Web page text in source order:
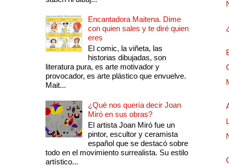
Encantadora Maitena. Dime
con quien sales y te diré quien
eres
El comic, la viñeta, las
historias dibujadas, son
literatura pura, es arte motivador y
provocador, es arte plástico que envuelve.
Mait...
¿Qué nos quería decir Joan
Miró en sus obras?
El artista Joan Miró fue un
pintor, escultor y ceramista
español que se destacó sobre
todo en el movimiento surrealista. Su estilo
artístico...